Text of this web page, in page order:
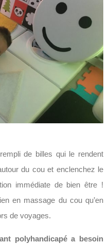
de billes qui le rendent
du cou et enclenchez le
immédiate de bien être !
en massage du cou qu’en
de voyages.
polyhandicapé a besoin